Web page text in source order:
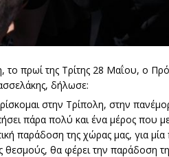
το πρωί της Τρίτης 28 Μαΐου, ο
δήλωσε:
στην Τρίπολη, στην
πάρα πολύ και ένα μέρος που
παράδοση της χώρας μας, για μία
θεσμούς, θα φέρει την παράδοση